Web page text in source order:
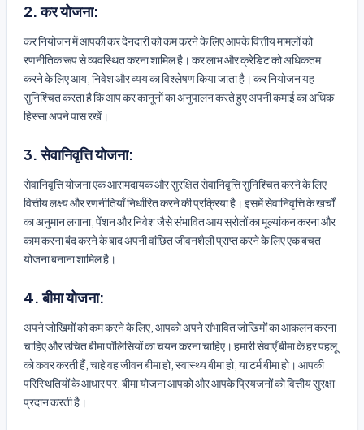
2. कर योजना:
कर नियोजन में आपकी कर देनदारी को कम करने के लिए आपके वित्तीय मामलों को
रणनीतिक रूप से व्यवस्थित करना शामिल है। कर लाभ और क्रेडिट को अधिकतम
करने के लिए आय, निवेश और व्यय का विश्लेषण किया जाता है। कर नियोजन यह
सुनिश्चित करता है कि आप कर कानूनों का अनुपालन करते हुए अपनी कमाई का अधिक
हिस्सा अपने पास रखें।
3. सेवानिवृत्ति योजना:
सेवानिवृत्ति योजना एक आरामदायक और सुरक्षित सेवानिवृत्ति सुनिश्चित करने के लिए
वित्तीय लक्ष्य और रणनीतियाँ निर्धारित करने की प्रक्रिया है। इसमें सेवानिवृत्ति के खर्चों
का अनुमान लगाना, पेंशन और निवेश जैसे संभावित आय स्रोतों का मूल्यांकन करना और
काम करना बंद करने के बाद अपनी वांछित जीवनशैली प्राप्त करने के लिए एक बचत
योजना बनाना शामिल है।
4. बीमा योजना:
अपने जोखिमों को कम करने के लिए, आपको अपने संभावित जोखिमों का आकलन करना
चाहिए और उचित बीमा पॉलिसियों का चयन करना चाहिए। हमारी सेवाएँ बीमा के हर पहलू
को कवर करती हैं, चाहे वह जीवन बीमा हो, स्वास्थ्य बीमा हो, या टर्म बीमा हो। आपकी
परिस्थितियों के आधार पर, बीमा योजना आपको और आपके प्रियजनों को वित्तीय सुरक्षा
प्रदान करती है।